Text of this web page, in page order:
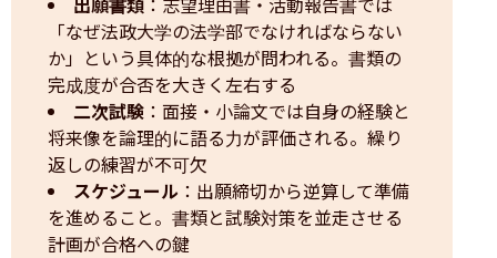
「なぜ法政大学の法学部でなければならない
か」という具体的な根拠が問われる。書類の
完成度が合否を大きく左右する
二次試験 ：面接・小論文では自身の経験と
将来像を論理的に語る力が評価される。繰り
返しの練習が不可欠
スケジュール ：出願締切から逆算して準備
を進めること。書類と試験対策を並走させる
計画が合格への鍵